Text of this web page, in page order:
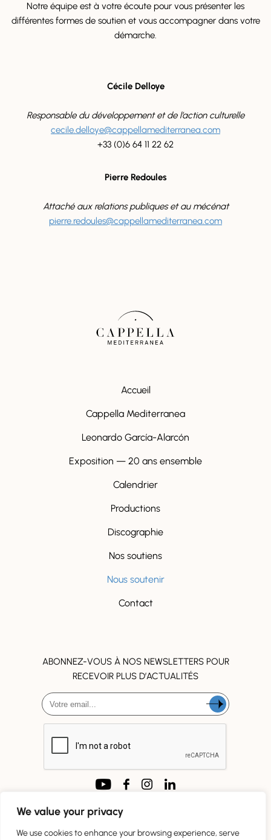
We value your privacy
We use cookies to enhance your browsing experience, serve
Notre équipe est à votre écoute pour vous présenter les
différentes formes de soutien et vous accompagner dans votre
démarche.
Cécile Delloye
Responsable du développement et de l’action culturelle
cecile.delloye@cappellamediterranea.com
+33 (0)6 64 11 22 62
Pierre Redoules
Attaché aux relations publiques et au mécénat
pierre.redoules@cappellamediterranea.com
Accueil
Cappella Mediterranea
Leonardo García-Alarcón
Exposition — 20 ans ensemble
Calendrier
Productions
Discographie
Nos soutiens
Nous soutenir
Contact
ABONNEZ-VOUS À NOS NEWSLETTERS POUR
RECEVOIR PLUS D’ACTUALITÉS